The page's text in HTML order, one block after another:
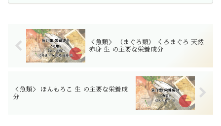
＜魚類＞ （まぐろ類） くろまぐろ 天然
赤身 生 の主要な栄養成分
＜魚類＞ ほんもろこ 生 の主要な栄養成
分